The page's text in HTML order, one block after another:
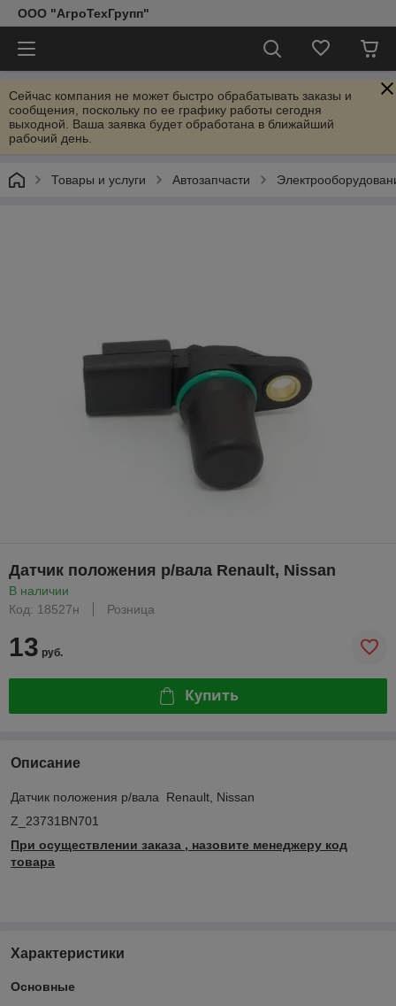
ООО "АгроТехГрупп"
Сейчас компания не может быстро обрабатывать заказы и
сообщения, поскольку по ее графику работы сегодня
выходной. Ваша заявка будет обработана в ближайший
рабочий день.
Товары и услуги Автозапчасти
Датчик положения р/вала Renault, Nissan
В наличии
Код: 18527н
Розница
13 руб.
Купить
Описание
Датчик положения р/вала Renault, Nissan
Z_23731BN701
При осуществлении заказа , назовите менеджеру код
товара
Характеристики
Основные